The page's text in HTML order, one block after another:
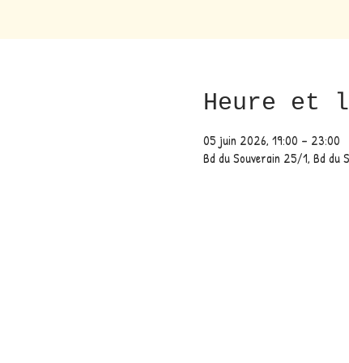
Heure et
05 juin 2026, 19:00 – 23:00
Bd du Souverain 25/1, Bd